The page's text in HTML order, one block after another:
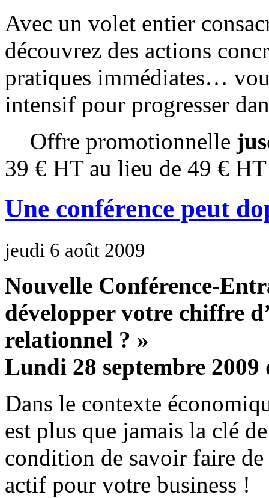
Avec un volet entier
découvrez des actions
pratiques immédiates…
intensif pour progresser
Offre promotionnelle
39 € HT au lieu de 49 €
Une conférence peut
jeudi 6 août 2009
Nouvelle Conférence-
développer votre chiffre
relationnel ? »
Lundi 28 septembre 2009
Dans le contexte
est plus que jamais la clé
condition de savoir faire
actif pour votre business !